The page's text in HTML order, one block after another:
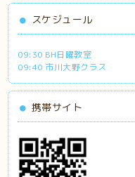
スケジュール
09:30 BH日曜教室
09:40 市川大野クラス
携帯サイト